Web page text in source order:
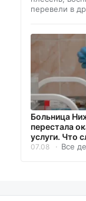
перевели в
Больница
перестала
услуги. Что
07.08 Все